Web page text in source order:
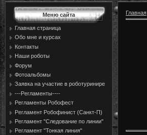
Меню сайта
Главная страница
Обо мне и курсах
Контакты
Наши роботы
Форум
Фотоальбомы
Заявка на участие в роботуринире
---Регламенты----
Регламенты Робофест
Регламент Робофинист (Санкт-П)
Регламент "Следование по линии"
Регламент "Тонкая линия"
Главная